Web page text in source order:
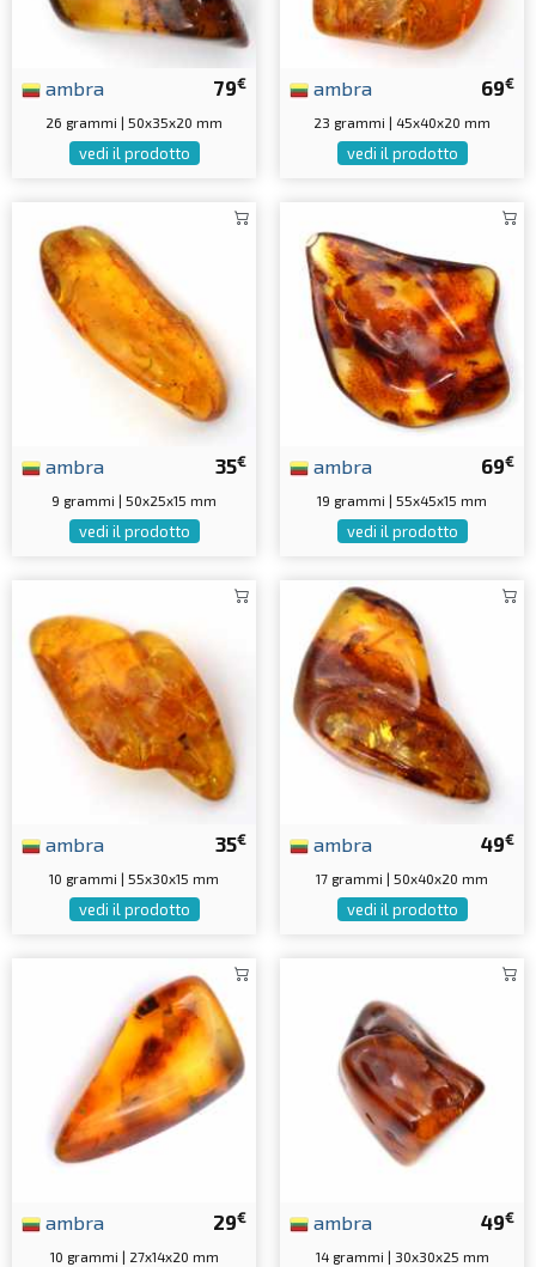
79€
ambra
26 grammi | 50x35x20 mm
vedi il prodotto
69€
ambra
23 grammi | 45x40x20 mm
vedi il prodotto
35€
ambra
9 grammi | 50x25x15 mm
vedi il prodotto
69€
ambra
19 grammi | 55x45x15 mm
vedi il prodotto
35€
ambra
10 grammi | 55x30x15 mm
vedi il prodotto
49€
ambra
17 grammi | 50x40x20 mm
vedi il prodotto
29€
ambra
10 grammi | 27x14x20 mm
49€
ambra
14 grammi | 30x30x25 mm